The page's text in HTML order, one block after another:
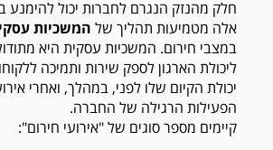
חלק מהנזק הנגרם לחברות יכול להימנע
אלה מטמיעות תהליך של המשכיות
במצבי חירום. המשכיות עסקית היא
ליכולת הארגון לספק שירות ותמיכה
יכולת הקיום שלו לפני, במהלך, ואחרי
הפעילות הרגילה של החברה.
קיימים מספר סוגים של "אירועי חירום":